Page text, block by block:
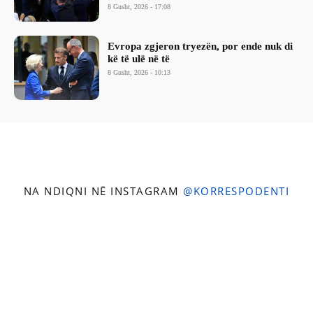
8 Gusht, 2026 - 17:08
Evropa zgjeron tryezën, por ende nuk di
kë të ulë në të
8 Gusht, 2026 - 10:13
NA NDIQNI NË INSTAGRAM @KORRESPODENTI